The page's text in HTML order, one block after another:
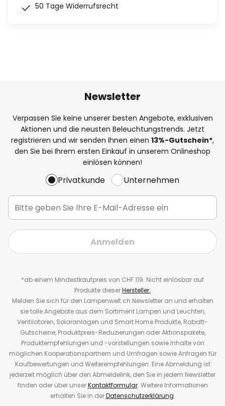
50 Tage Widerrufsrecht
Newsletter
Verpassen Sie keine unserer besten Angebote, exklusiven
Aktionen und die neusten Beleuchtungstrends. Jetzt
registrieren und wir senden Ihnen einen 13%-Gutschein*,
den Sie bei Ihrem ersten Einkauf in unserem Onlineshop
einlösen können!
Privatkunde Unternehmen
Anmelden
*ab einem Mindestkaufpreis von CHF 119. Nicht einlösbar auf
Produkte dieserHersteller.
Melden Sie sich für den Lampenwelt.ch Newsletter an und erhalten
sie tolle Angebote aus dem Sortiment Lampen und Leuchten,
Ventilatoren, Solaranlagen und Smart Home Produkte, Rabatt-
Gutscheine, Produktpreis-Reduzierungen oder Aktionspakete,
Produktempfehlungen und -vorstellungen sowie Inhalte von
möglichen Kooperationspartnern und Umfragen sowie Anfragen für
Kaufbewertungen und Weiterempfehlungen. Eine Abmeldung ist
jederzeit möglich über den Abmeldelink, den Sie in jedem Newsletter
finden oder über unserKontaktformular. Weitere Informationen
erhalten Sie in derDatenschutzerklärung.